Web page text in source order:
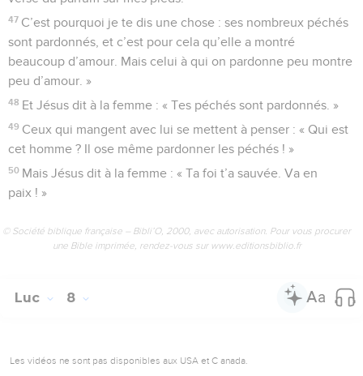
47 C’est pourquoi je te dis une chose : ses nombreux péchés
sont pardonnés, et c’est pour cela qu’elle a montré
beaucoup d’amour. Mais celui à qui on pardonne peu montre
peu d’amour. »
48 Et Jésus dit à la femme : « Tes péchés sont pardonnés. »
49 Ceux qui mangent avec lui se mettent à penser : « Qui est
cet homme ? Il ose même pardonner les péchés ! »
50 Mais Jésus dit à la femme : « Ta foi t’a sauvée. Va en
paix ! »
© Société biblique française – Bibli’O, 2000, avec autorisation. Pour vous procurer
une Bible imprimée, rendez-vous sur www.editionsbiblio.fr
Luc 8
Les vidéos ne sont pas disponibles aux USA et C anada.